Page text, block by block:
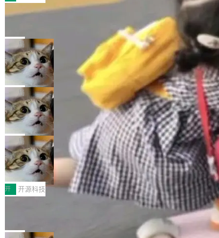
由中关村智联软件服务业质量创新联盟主办，以
“智构可信·质创未来——AI原生时代的质量新范
式”为主题，直面AI从实验室走向规模化产业落地
的核心质量命题。会上，《2026智能研发生产力
工具选型手册》发布，Testin云测的Testin XAge
nt智能测试系统入选AI测试领域代表产品。对CI
O而言，这提示了一个转变：AI测试正在从效率
工具升级为企业的质量基础设施。 CIO面对的新
现实 过去两年，CIO们的焦虑清单上多了两项：
一是如何让大模型和智能体应用安全地从PoC走
向生产，二是如何让测试团队跟得上AI应用...
让非法状态不可表示：一篇关于 ADT
有一种东西，一旦用过就回不去了。Alex Fedos
eev 管它叫"软件设计的基石"。 他说的东西不新
鲜——代数数据类型（ADT），尤其是和类型
（sum type）。但他说清楚了一件事：这不是类
型系统的学术体操，是日常编码的思维方式。 文
章从一个简单的例子切入。一个网站的深色主题
设置，如果用布尔值 + 可空字段来表示——bool
ean 表示是否可切换，nullable 的默认模式、浅
色方案、深色方案——会产生大量无意义的组
合。方案缺了、配置冲突了、全 null 了。要知道
哪些组合有效，作者说，你得靠"文档、校验、或
者部落知识"。 换个写法。Rust 的 enum，两个
变体：Switchable...
局
Cloudflare 开源内部企业 AI 平台 Clou
dflare OS
Cloudflare 发布了一个开源项目 Cloudflare O
S。如果你只看官方博客，你会觉得这是又一
个"AI 知识库 + 聊天机器人"——每个大厂都在
做，没什么新鲜的。 但 Kenton Varda 在 Twitte
r 上把事情说清楚了： 今天我们发布了 Cloudfla
re OS，一个带连接器的聊天机器人，跟其他所
有科技公司做的一样。只不过，实际上它不一
样。这是 Sandstorm.io 的重制版，我十年前的
那个创业公司。不同的是，这次它构建在 Cloudf
lare Workers 上——我花了九年时间搭建的平台
——并且深度集成了 AI。这基本上是我十年秘密
局
Deno 团队开源 Celld，可自托管的分
布式 Durable Objects
Ryan Dahl 领导的 Deno 团队推出了最新开源项
目 Celld，一个能在自己机器上运行 Cloudflare
Workers 和 Durable Objects 的守护进程。 设
计思路很直接：每个对象是一个独立的 SQLite
数据库，按名称寻址，复制到你自己的 S3 兼容
存储库里。节点之间只通过这个存储库协调——
没有控制平面，没有共识协议。每个对象自带一
个小型数据库，应用天然按分片构建，单个数据
库的竞争和爆炸半径问题在设计层面就被消除
了。 闲置的 cell 会休眠到几乎不占资源。当 cel
局
鲁大师7月新机性能/流畅/AI榜：vivo夺
性能、流畅双第一，三星Galaxy Z系列
新折叠缺席
2026年7月的手机市场，由于存储等硬件成本暴
增，手机厂商的日子也不好过啊，新机速度明显
放缓，因此硝烟味淡了许多。新机参数规格除开
Fold8 / Z Flip8）外，其余要么是中低端机器，
例如iQOO Z11i、REDMI Note 17、REDMI No
开 开源科技
Zed 编辑器团队发布了新项目——DeltaDB，一
个在 git commit 之间记录每一次编辑操作的版